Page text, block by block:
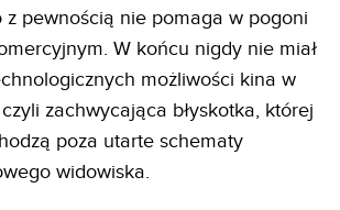
z pewnością nie pomaga w pogoni
W końcu nigdy nie miał
możliwości kina w
zachwycająca błyskotka, której
poza utarte schematy
widowiska.